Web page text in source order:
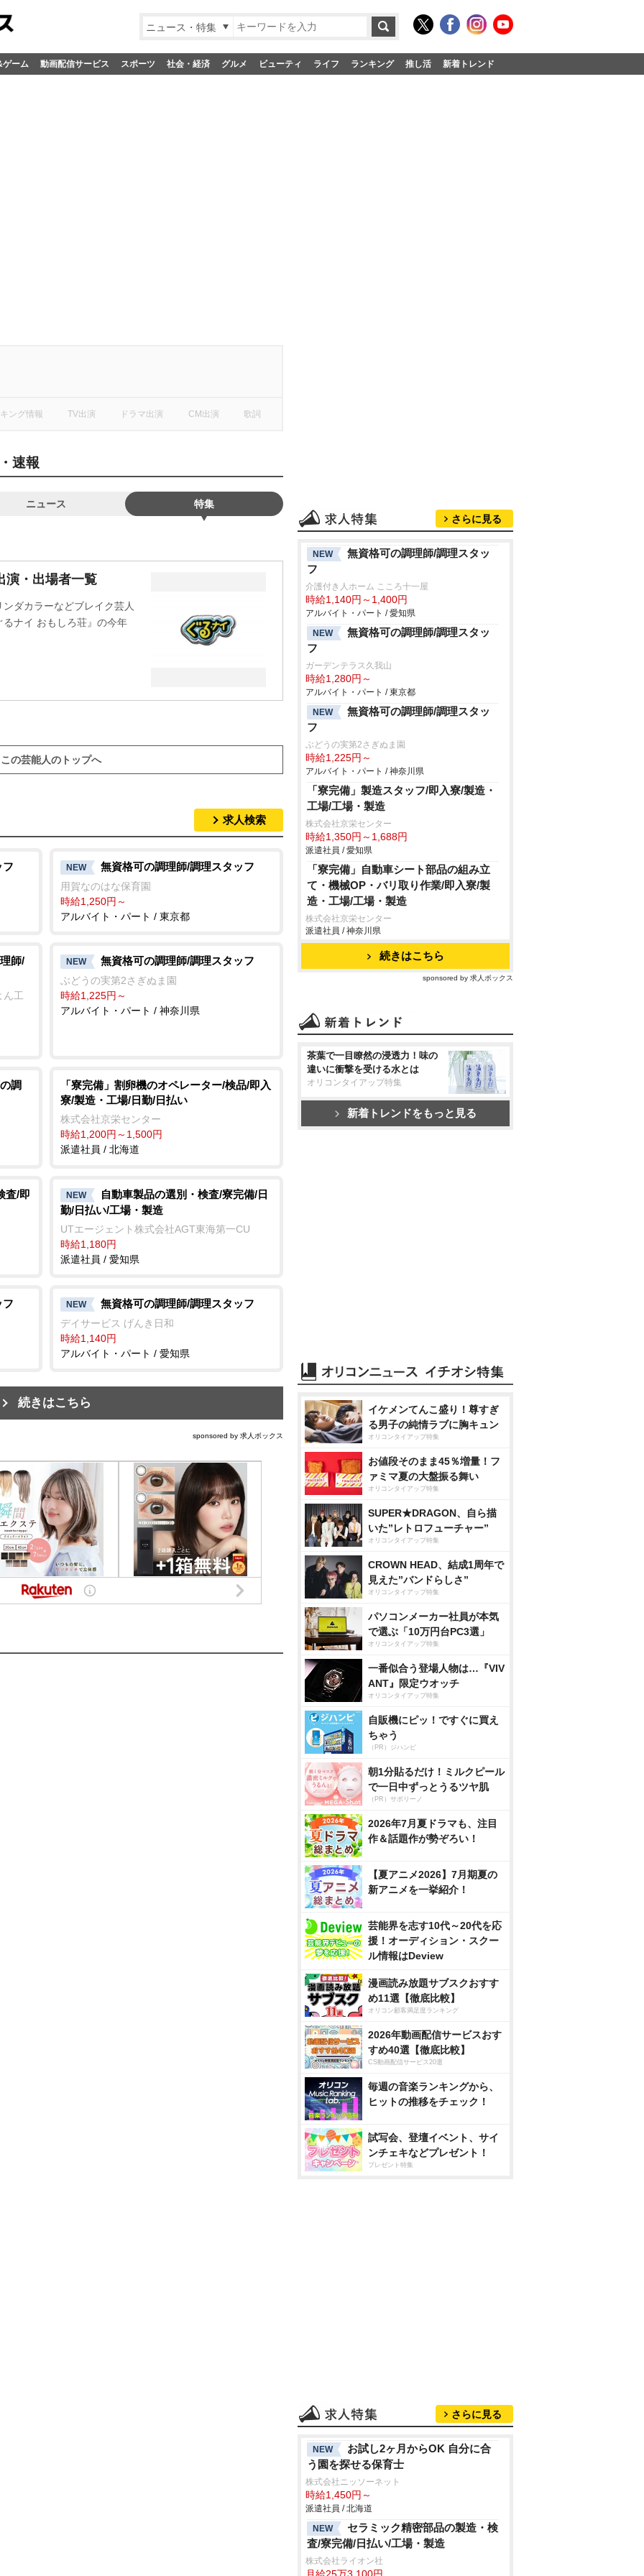
ニュース・特集
ゲーム 動画配信サービス スポーツ 社会・経済 グルメ ビューティ ライフ ランキング 推し活 新着トレンド
ング情報 TV出演 ドラマ出演 CM出演 歌詞
速報
ニュース 特集
演・出場者一覧
ダカラーなどブレイク芸人
ナイ おもしろ荘』の今年
この芸能人のトップへ
求人検索
フ NEW 無資格可の調理師/調理スタッフ
用賀なのはな保育園
時給1,250円～
アルバイト・パート / 東京都
師/
ん工
NEW 無資格可の調理師/調理スタッフ
ぶどうの実第2さぎぬま園
時給1,225円～
アルバイト・パート / 神奈川県
調
「寮完備」割卵機のオペレーター/検品/即入
寮/製造・工場/日勤/日払い
株式会社京栄センター
時給1,200円～1,500円
派遣社員 / 北海道
査/即 NEW
自動車製品の選別・検査/寮完備/日
勤/日払い/工場・製造
UTエージェント株式会社AGT東海第一CU
時給1,180円
派遣社員 / 愛知県
フ NEW 無資格可の調理師/調理スタッフ
デイサービス げんき日和
時給1,140円
アルバイト・パート / 愛知県
続きはこちら
sponsored by 求人ボックス
さらに見る
NEW
無資格可の調理師/調理スタッ
フ
介護付き人ホーム こころ十一屋
時給1,140円～1,400円
アルバイト・パート / 愛知県
NEW
無資格可の調理師/調理スタッ
フ
ガーデンテラス久我山
時給1,280円～
アルバイト・パート / 東京都
NEW
無資格可の調理師/調理スタッ
フ
ぶどうの実第2さぎぬま園
時給1,225円～
アルバイト・パート / 神奈川県
「寮完備」製造スタッフ/即入寮/製造・
工場/工場・製造
株式会社京栄センター
時給1,350円～1,688円
派遣社員 / 愛知県
「寮完備」自動車シート部品の組み立
て・機械OP・バリ取り作業/即入寮/製
造・工場/工場・製造
株式会社京栄センター
派遣社員 / 神奈川県
続きはこちら
sponsored by 求人ボックス
茶葉で一目瞭然の浸透力！味の
違いに衝撃を受ける水とは
オリコンタイアップ特集
新着トレンドをもっと見る
イケメンてんこ盛り！尊すぎ
る男子の純情ラブに胸キュン
オリコンタイアップ特集
お値段そのまま45％増量！フ
ァミマ夏の大盤振る舞い
オリコンタイアップ特集
SUPER★DRAGON、自ら描
いた”レトロフューチャー”
オリコンタイアップ特集
CROWN HEAD、結成1周年で
見えた”バンドらしさ”
オリコンタイアップ特集
パソコンメーカー社員が本気
で選ぶ「10万円台PC3選」
オリコンタイアップ特集
一番似合う登場人物は…『VIV
ANT』限定ウオッチ
オリコンタイアップ特集
自販機にピッ！ですぐに買え
ちゃう
（PR）ジハンピ
朝1分貼るだけ！ミルクピール
で一日中ずっとうるツヤ肌
（PR）サボリーノ
2026年7月夏ドラマも、注目
作＆話題作が勢ぞろい！
【夏アニメ2026】7月期夏の
新アニメを一挙紹介！
芸能界を志す10代～20代を応
援！オーディション・スクー
ル情報はDeview
漫画読み放題サブスクおすす
め11選【徹底比較】
オリコン顧客満足度ランキング
2026年動画配信サービスおす
すめ40選【徹底比較】
CS動画配信サービス20選
毎週の音楽ランキングから、
ヒットの推移をチェック！
試写会、登壇イベント、サイ
ンチェキなどプレゼント！
プレゼント特集
さらに見る
NEW
お試し2ヶ月からOK 自分に合
う園を探せる保育士
株式会社ニッソーネット
時給1,450円～
派遣社員 / 北海道
NEW
セラミック精密部品の製造・検
査/寮完備/日払い/工場・製造
株式会社ライオン社